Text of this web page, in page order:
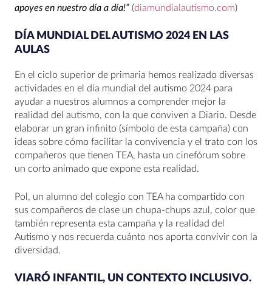
apoyes en nuestro día a día!” (diamundialautismo.com)
DÍA MUNDIAL DEL AUTISMO 2024 EN LAS
AULAS
En el ciclo superior de primaria hemos realizado diversas
actividades en el día mundial del autismo 2024 para
ayudar a nuestros alumnos a comprender mejor la
realidad del autismo, con la que conviven a Diario. Desde
elaborar un gran infinito (símbolo de esta campaña) con
ideas sobre cómo facilitar la convivencia y el trato con los
compañeros que tienen TEA, hasta un cinefórum sobre
un corto animado que expone esta realidad.
Pol, un alumno del colegio con TEA ha compartido con
sus compañeros de clase un chupa-chups azul, color que
también representa esta campaña y la realidad del
Autismo y nos recuerda cuánto nos aporta convivir con la
diversidad.
VIARÓ INFANTIL, UN CONTEXTO INCLUSIVO.